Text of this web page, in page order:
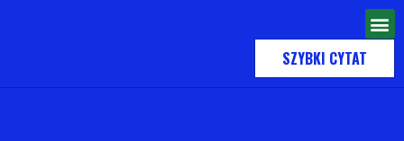
SZYBKI CYTAT